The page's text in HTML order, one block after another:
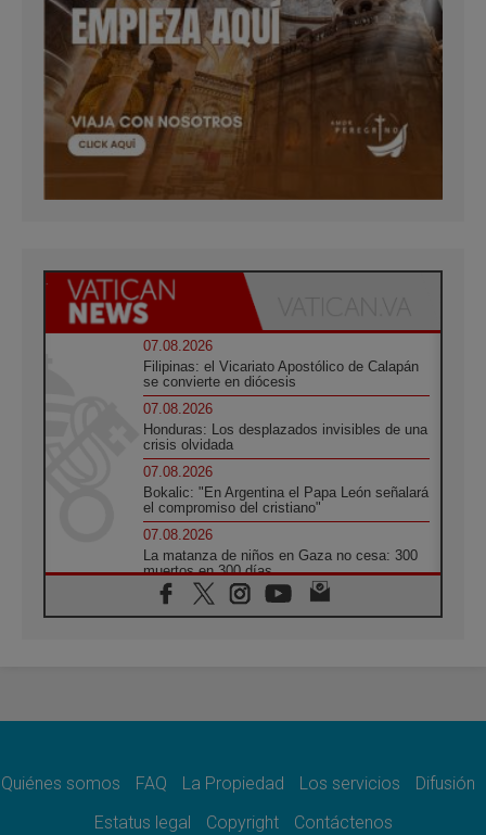
07.08.2026
Filipinas: el Vicariato Apostólico de Calapán
se convierte en diócesis
07.08.2026
Honduras: Los desplazados invisibles de una
crisis olvidada
07.08.2026
Bokalic: "En Argentina el Papa León señalará
el compromiso del cristiano"
07.08.2026
La matanza de niños en Gaza no cesa: 300
muertos en 300 días
07.08.2026
Tagle: La guerra desfigura el mundo, solo la
como misión al servicio del Evangelio
SIGNIS 2026, dar voz a las religiosas en el
Quiénes somos FAQ La Propiedad Los servicios
Difusión
Estatus legal
Copyright Contáctenos